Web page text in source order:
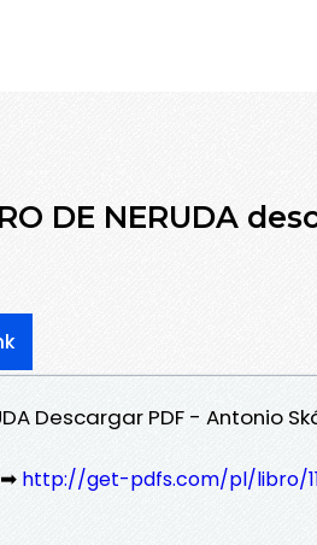
DE NERUDA
Descargar PDF - Antonio
http://get-pdfs.com/pl/libro/